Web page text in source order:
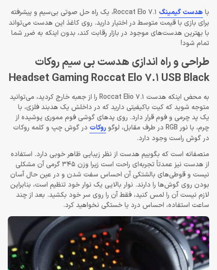
با هدست گیمینگ
Roccat Elo 7.1، یک راه‌ حل صوتی بی‌سیم و پیشرفته
برای بازی با قیمت متوسط در اختیار دارید. روی کاغذ این هدست می‌تواند
با بهترین هدست‌های موجود در بازار رقابت کند، بدون اینکه به ضرر شما
تمام شود!
طراحی و راه اندازی هدست بی سیم روکات
Headset Gaming Roccat Elo 7.1 USB Black
به محض اینکه هدست Roccat Elio 7.1 را از جعبه خارج کردید، می‌توانید
متوجه شوید که کیت باکیفیتی دارید که در داخلش یک هدبند فلزی، با
یک پد چرمی و فوم قرار دارد. روی پدهای گوشی فوم مموری پوشیده از
چرم، با نور RGB در طرف مقابل، لوگو
روکات در گوش چپ و کلمه روکات
در گوش راست وجود دارد.
منصفانه است که بگوییم هدست از نظر زیبایی ظاهر خوبی دارد. استفاده
از هدست نیز عمدتاً تجربه‌ای راحت است زیرا وزن 345 گرمی آن مشکلی
نیست و قوطی‌های بالشتکی آن احساس سفت شدن و در عین حال آسان
بودن روی گوش‌ها را دارند. نوار بالایی یک نوار خود تنظیم است، بنابراین
لازم نیست آن را لمس کنید، فقط آن را روی سر خود بکشید. بعد از چند
ساعت استفاده، احساس درد یا خستگی نخواهید کرد.